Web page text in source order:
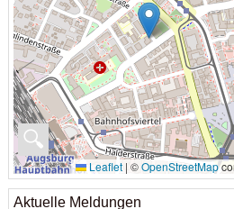
🔍
Leaflet | ©OpenStreetMap
Aktuelle Meldungen